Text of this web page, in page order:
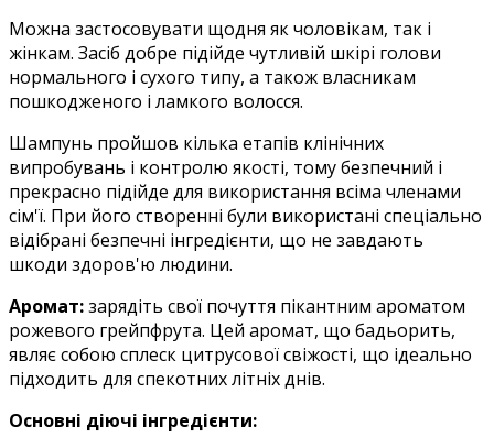
Можна застосовувати щодня як чоловікам, так і
жінкам. Засіб добре підійде чутливій шкірі голови
нормального і сухого типу, а також власникам
пошкодженого і ламкого волосся.
Шампунь пройшов кілька етапів клінічних
випробувань і контролю якості, тому безпечний і
прекрасно підійде для використання всіма членами
сім'ї. При його створенні були використані спеціально
відібрані безпечні інгредієнти, що не завдають
шкоди здоров'ю людини.
Аромат:зарядіть свої почуття пікантним ароматом
рожевого грейпфрута. Цей аромат, що бадьорить,
являє собою сплеск цитрусової свіжості, що ідеально
підходить для спекотних літніх днів.
Основні діючі інгредієнти: